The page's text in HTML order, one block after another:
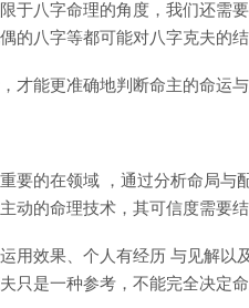
于八字命理的角度，我们还需
的八字等都可能对八字克夫的结
才能更准确地判断命主的命运与
要的在领域 ，通过分析命局
动的命理技术，其可信度需要
用效果、个人有经历 与见解
只是一种参考，不能完全决定